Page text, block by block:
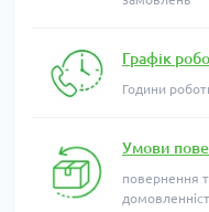
Графік
Години
Умови
повернення